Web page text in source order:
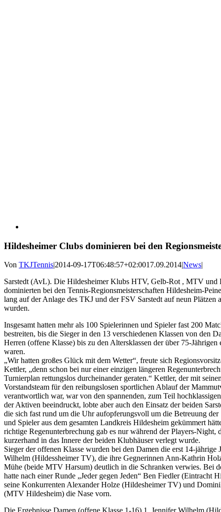
Hildesheimer Clubs dominieren bei den
Von TKJTennis|2014-09-17T06:48:57+02:0017.09.2014|News|
Sarstedt (AvL). Die Hildesheimer Klubs HTV, Gelb-Rot , MTV und
dominierten bei den Tennis-Regionsmeisterschaften Hildesheim-
lang auf der Anlage des TKJ und der FSV Sarstedt auf neun Plätzen
wurden.
Insgesamt hatten mehr als 100 Spielerinnen und Spieler fast 200
bestreiten, bis die Sieger in den 13 verschiedenen Klassen von den
Herren (offene Klasse) bis zu den Altersklassen der über 75-Jährigen
waren.
„Wir hatten großes Glück mit dem Wetter“, freute sich
Kettler, „denn schon bei nur einer einzigen längeren
Turnierplan rettungslos durcheinander geraten.“ Kettler, der mit
Vorstandsteam für den reibungslosen sportlichen Ablauf der
verantwortlich war, war von den spannenden, zum Teil
der Aktiven beeindruckt, lobte aber auch den Einsatz der beiden
die sich fast rund um die Uhr aufopferungsvoll um die Betreuung der
und Spieler aus dem gesamten Landkreis Hildesheim gekümmert
richtige Regenunterbrechung gab es nur während der Players-Night,
kurzerhand in das Innere der beiden Klubhäuser verlegt wurde.
Sieger der offenen Klasse wurden bei den Damen die erst 14-jährige
Wilhelm (Hildessheimer TV), die ihre Gegnerinnen Ann-Kathrin
Mühe (beide MTV Harsum) deutlich in die Schranken verwies. Bei
hatte nach einer Runde „Jeder gegen Jeden“ Ben Fiedler (Eintracht
seine Konkurrenten Alexander Holze (Hildesheimer TV) und
(MTV Hildesheim) die Nase vorn.